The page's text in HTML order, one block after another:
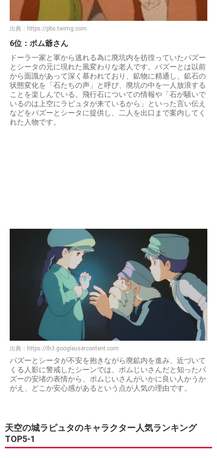
出典： https://pbs.twimg.com
6位：ポム爺さん
ドーラ一家と軍から逃れる為に廃坑内を彷徨っていたパズー
とシータの元に現れた風変わりな老人です。パズーとは以前
から面識があって深く慕われており、鉱物に精通し、鉱石の
状態変化を「石たちの声」と呼び、廃坑の中を一人放浪する
ことを楽しんでいる。飛行石についての情報や「石が騒いで
いるのは上空にラピュタが来ているから」といった言い伝え
などをパズーとシータに提供し、二人を出口まで案内してく
れた人物です。
出典： https://lh3.googleusercontent.com
パズーとシータが不安を抱きながら廃鉱内を進み、近づいて
くる人影に警戒したシーンでは、ポムじいさんだと知ったパ
ズーの安堵の表情から、ポムじいさんがいかに良い人かうか
がえ、どこか安心感があるという点が人気の理由です。
天空の城ラピュタのキャラクター人気ランキング
TOP5-1